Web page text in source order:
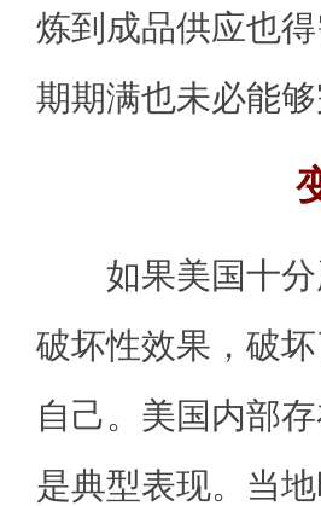
炼到成品供应也
期期满也未必能
如果美国十分
破坏性效果，破
自己。美国内部
是典型表现。当